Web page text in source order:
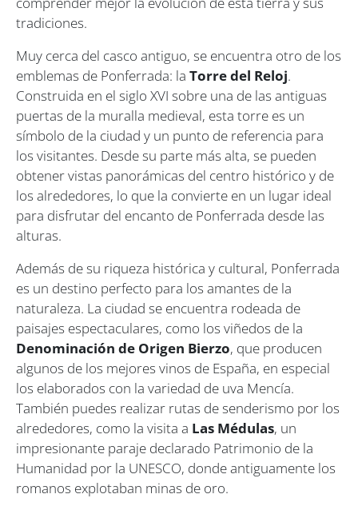
tradiciones.
Muy cerca del casco antiguo, se encuentra otro de los
emblemas de Ponferrada: la Torre del Reloj.
Construida en el siglo XVI sobre una de las antiguas
puertas de la muralla medieval, esta torre es un
símbolo de la ciudad y un punto de referencia para
los visitantes. Desde su parte más alta, se pueden
obtener vistas panorámicas del centro histórico y de
los alrededores, lo que la convierte en un lugar ideal
para disfrutar del encanto de Ponferrada desde las
alturas.
Además de su riqueza histórica y cultural, Ponferrada
es un destino perfecto para los amantes de la
naturaleza. La ciudad se encuentra rodeada de
paisajes espectaculares, como los viñedos de la
Denominación de Origen Bierzo, que producen
algunos de los mejores vinos de España, en especial
los elaborados con la variedad de uva Mencía.
También puedes realizar rutas de senderismo por los
alrededores, como la visita a Las Médulas, un
impresionante paraje declarado Patrimonio de la
Humanidad por la UNESCO, donde antiguamente los
romanos explotaban minas de oro.